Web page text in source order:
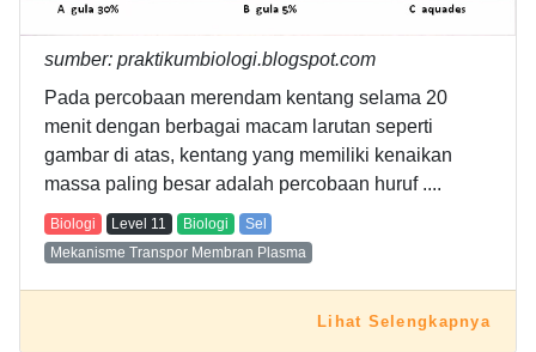
sumber: praktikumbiologi.blogspot.com
Pada percobaan merendam kentang selama 20
menit dengan berbagai macam larutan seperti
gambar di atas, kentang yang memiliki kenaikan
massa paling besar adalah percobaan huruf ....
Biologi Level 11 Biologi
Sel
Mekanisme Transpor Membran Plasma
Lihat Selengkapnya